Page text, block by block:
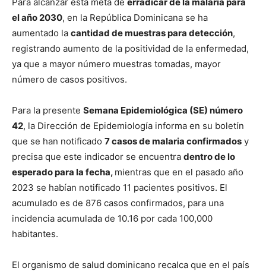
el año 2030, en la República Dominicana se ha
aumentado la cantidad de muestras para detección,
registrando aumento de la positividad de la enfermedad,
ya que a mayor número muestras tomadas, mayor
número de casos positivos.
Para la presente Semana Epidemiológica (SE) número
42, la Dirección de Epidemiología informa en su boletín
que se han notificado 7 casos de malaria confirmados y
precisa que este indicador se encuentra dentro de lo
esperado para la fecha, mientras que en el pasado año
2023 se habían notificado 11 pacientes positivos. El
acumulado es de 876 casos confirmados, para una
incidencia acumulada de 10.16 por cada 100,000
habitantes.
El organismo de salud dominicano recalca que en el país